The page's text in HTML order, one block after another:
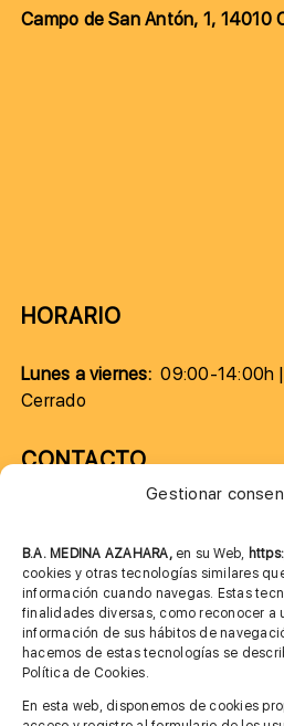
Gestionar
B.A. MEDINA AZAHARA, en su Web,
cookies y otras tecnologías similares
información cuando navegas. Estas
finalidades diversas, como reconocer a
información de sus hábitos de
hacemos de estas tecnologías se
Política de Cookies.
En esta web, disponemos de cookies
Campo de San Antón, 1, 14010
HORARIO
Lunes a viernes:09:00-14:00h
Cerrado
CONTACTO
685 901 226
MÁS INFORMACIÓN